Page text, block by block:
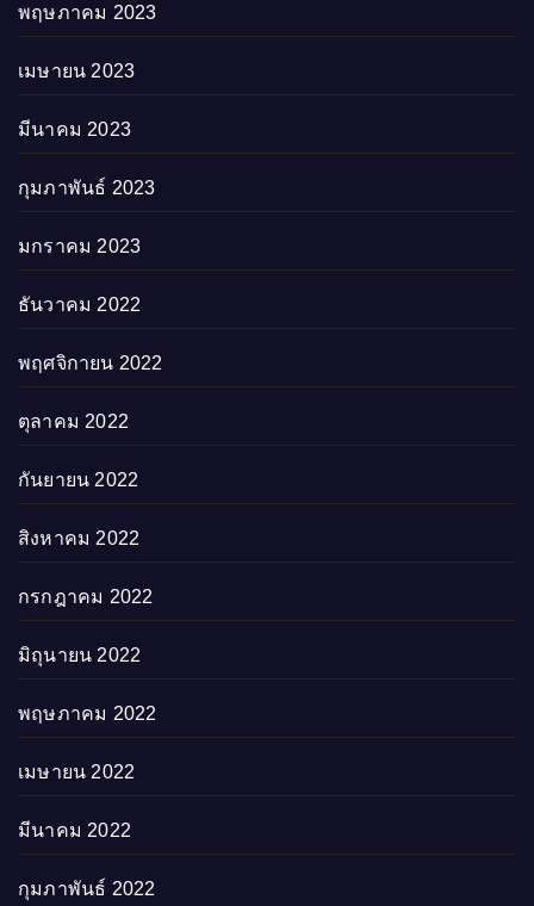
พฤษภาคม 2023
เมษายน 2023
มีนาคม 2023
กุมภาพันธ์ 2023
มกราคม 2023
ธันวาคม 2022
พฤศจิกายน 2022
ตุลาคม 2022
กันยายน 2022
สิงหาคม 2022
กรกฎาคม 2022
มิถุนายน 2022
พฤษภาคม 2022
เมษายน 2022
มีนาคม 2022
กุมภาพันธ์ 2022